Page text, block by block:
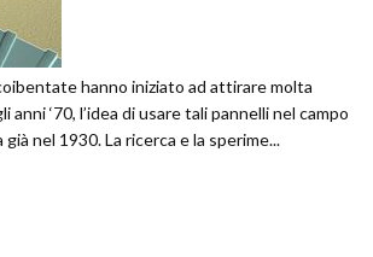
hanno iniziato ad attirare molta
‘70, l’idea di usare tali pannelli nel campo
già nel 1930. La ricerca e la sperime...